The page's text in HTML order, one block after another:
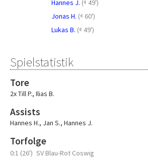
Hannes J. ( 49')
Jonas H. ( 60')
Lukas B. ( 49')
Spielstatistik
Tore
2x Till P., Ilias B.
Assists
Hannes H., Jan S., Hannes J.
Torfolge
0:1 (26') SV Blau-Rot Coswig